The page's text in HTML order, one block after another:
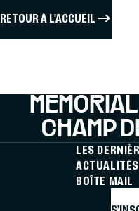
RETOUR À L'ACCUEIL
CHAMP
LES
BOÎTE MAIL